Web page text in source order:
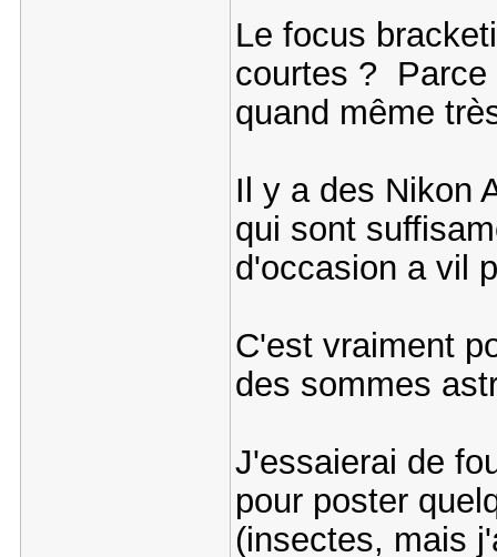
Le focus
courtes ? Parce
quand même
Il y a des Nikon
qui sont
d'occasion a vil
C'est vraiment
des sommes
J'essaierai de
pour poster
(insectes, mais